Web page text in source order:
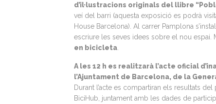
d’il·lustracions originals del llibre
veí del barri (aquesta exposició es podrà
House Barcelona). Al carrer Pamplona
escriure les seves idees sobre el nou espai.
en bicicleta
A les 12 h es realitzarà l’acte oficial
l’Ajuntament de Barcelona, de la
Durant l’acte es compartiran els resultats
BiciHub, juntament amb les dades de